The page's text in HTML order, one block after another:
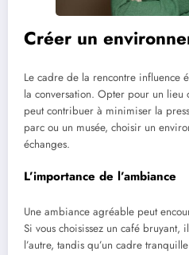
Créer un
Le cadre de la rencontre influence
la conversation. Opter pour un lieu
peut contribuer à minimiser la
parc ou un musée, choisir un
échanges.
L’importance de l’ambiance
Une ambiance agréable peut
Si vous choisissez un café
l’autre, tandis qu’un cadre